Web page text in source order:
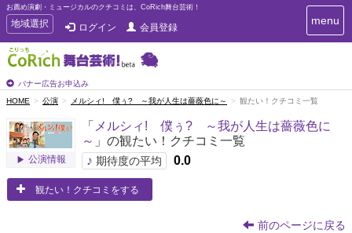
お薦め演劇・ミュージカルのクチコミは、CoRich舞台芸術！
T
o
g
g
e
n
v
i
地域選択 ログイン 会員登録
バナー広告お申込み
T
o
e
a
i
menu
HOME 公演 メルシィ! 僕ぅ? ～我が人生は薔薇色に～ 観たい！クチコミ一覧
公演情報
「 メルシィ! 僕ぅ? ～我が人生は薔薇色に
～ 」の観たい！クチコミ一覧
♪ 期待度の平均 0.0
観たい！クチコミをする
前のページに戻る